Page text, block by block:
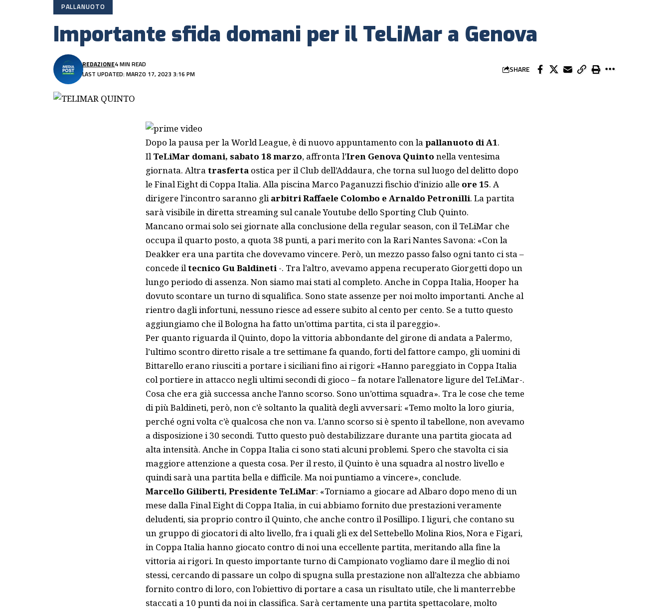
PALLANUOTO
Importante sfida domani per il TeLiMar a Genova
LAST UPDATED: MARZO 17, 2023 3:16 PM
REDAZIONE4 MIN READ SHARE
Dopo la pausa per la World League, è di nuovo appuntamento con lapallanuoto di A1.
IlTeLiMar domani, sabato 18 marzo, affronta l’Iren Genova Quinto nella ventesima
giornata. Altratrasferta ostica per il Club dell’Addaura, che torna sul luogo del delitto dopo
le Final Eight di Coppa Italia. Alla piscina Marco Paganuzzi fischio d’inizio alle ore 15. A
dirigere l’incontro saranno gliarbitri Raffaele Colombo e Arnaldo Petronilli. La partita
sarà visibile in diretta streaming sul canale Youtube dello Sporting Club Quinto.
Mancano ormai solo sei giornate alla conclusione della regular season, con il TeLiMar che
occupa il quarto posto, a quota 38 punti, a pari merito con la Rari Nantes Savona: «Con la
Deakker era una partita che dovevamo vincere. Però, un mezzo passo falso ogni tanto ci sta –
concede iltecnico Gu Baldineti -. Tra l’altro, avevamo appena recuperato Giorgetti dopo un
lungo periodo di assenza. Non siamo mai stati al completo. Anche in Coppa Italia, Hooper ha
dovuto scontare un turno di squalifica. Sono state assenze per noi molto importanti. Anche al
rientro dagli infortuni, nessuno riesce ad essere subito al cento per cento. Se a tutto questo
aggiungiamo che il Bologna ha fatto un’ottima partita, ci sta il pareggio».
Per quanto riguarda il Quinto, dopo la vittoria abbondante del girone di andata a Palermo,
l’ultimo scontro diretto risale a tre settimane fa quando, forti del fattore campo, gli uomini di
Bittarello erano riusciti a portare i siciliani fino ai rigori: «Hanno pareggiato in Coppa Italia
col portiere in attacco negli ultimi secondi di gioco – fa notare l’allenatore ligure del TeLiMar-.
Cosa che era già successa anche l’anno scorso. Sono un’ottima squadra». Tra le cose che teme
di più Baldineti, però, non c’è soltanto la qualità degli avversari: «Temo molto la loro giuria,
perché ogni volta c’è qualcosa che non va. L’anno scorso si è spento il tabellone, non avevamo
a disposizione i 30 secondi. Tutto questo può destabilizzare durante una partita giocata ad
alta intensità. Anche in Coppa Italia ci sono stati alcuni problemi. Spero che stavolta ci sia
maggiore attenzione a questa cosa. Per il resto, il Quinto è una squadra al nostro livello e
quindi sarà una partita bella e difficile. Ma noi puntiamo a vincere», conclude.
Marcello Giliberti, Presidente TeLiMar: «Torniamo a giocare ad Albaro dopo meno di un
mese dalla Final Eight di Coppa Italia, in cui abbiamo fornito due prestazioni veramente
deludenti, sia proprio contro il Quinto, che anche contro il Posillipo. I liguri, che contano su
un gruppo di giocatori di alto livello, fra i quali gli ex del Settebello Molina Rios, Nora e Figari,
in Coppa Italia hanno giocato contro di noi una eccellente partita, meritando alla fine la
vittoria ai rigori. In questo importante turno di Campionato vogliamo dare il meglio di noi
stessi, cercando di passare un colpo di spugna sulla prestazione non all’altezza che abbiamo
fornito contro di loro, con l’obiettivo di portare a casa un risultato utile, che li manterrebbe
staccati a 10 punti da noi in classifica. Sarà certamente una partita spettacolare, molto